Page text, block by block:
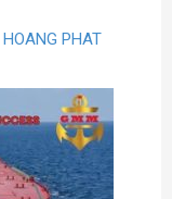
HOANG PHAT